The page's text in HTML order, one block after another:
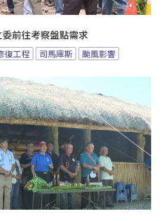
前往考察盤點需求
復工程 司馬庫斯 颱風影響